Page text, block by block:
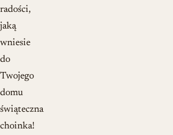
radości,
jaką
wniesie
do
Twojego
domu
świąteczna
choinka!